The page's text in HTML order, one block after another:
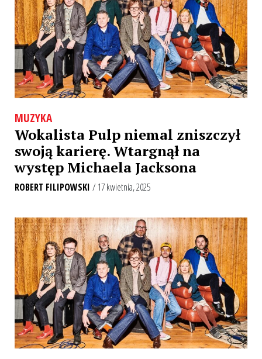
MUZYKA
Wokalista Pulp niemal zniszczył
swoją karierę. Wtargnął na
występ Michaela Jacksona
ROBERT FILIPOWSKI / 17 kwietnia, 2025